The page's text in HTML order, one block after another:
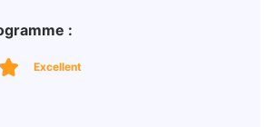
:
Excellent